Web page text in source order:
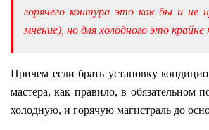
горячего контура это как бы и не
мнение), но для холодного это
Причем если брать установку
мастера, как правило, в обязательном
холодную, и горячую магистраль до